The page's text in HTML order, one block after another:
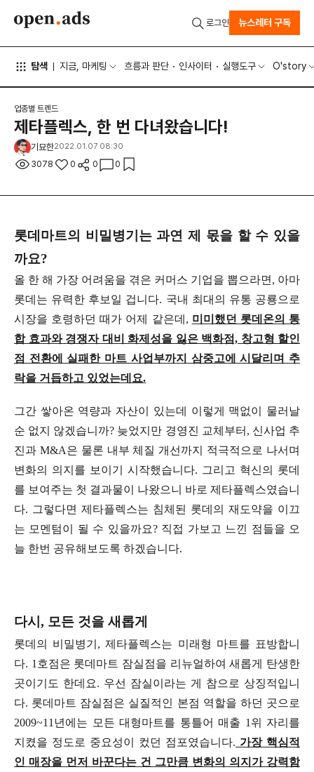
탐색 지금, 마케팅 흐름과 판단 인사이터 실행도구 O'story
로그인 뉴스레터 구독
업종별 트렌드
제타플렉스, 한 번 다녀왔습니다!
기묘한2022.01.07 08:30
3078 0 0 0
롯데마트의 비밀병기는 과연 제 몫을 할 수 있을
까요?
올 한 해 가장 어려움을 겪은 커머스 기업을 뽑으라면, 아마
롯데는 유력한 후보일 겁니다. 국내 최대의 유통 공룡으로
시장을 호령하던 때가 어제 같은데, 미미했던 롯데온의 통
합 효과와 경쟁자 대비 화제성을 잃은 백화점, 창고형 할인
점 전환에 실패한 마트 사업부까지 삼중고에 시달리며 추
락을 거듭하고 있었는데요.
그간 쌓아온 역량과 자산이 있는데 이렇게 맥없이 물러날
순 없지 않겠습니까? 늦었지만 경영진 교체부터, 신사업 추
진과 M&A은 물론 내부 체질 개선까지 적극적으로 나서며
변화의 의지를 보이기 시작했습니다. 그리고 혁신의 롯데
를 보여주는 첫 결과물이 나왔으니 바로 제타플렉스였습니
다. 그렇다면 제타플렉스는 침체된 롯데의 재도약을 이끄
는 모멘텀이 될 수 있을까요? 직접 가보고 느낀 점들을 오
늘 한번 공유해보도록 하겠습니다.
다시, 모든 것을 새롭게
롯데의 비밀병기, 제타플렉스는 미래형 마트를 표방합니
다. 1호점은 롯데마트 잠실점을 리뉴얼하여 새롭게 탄생한
곳이기도 한데요. 우선 잠실이라는 게 참으로 상징적입니
다. 롯데마트 잠실점은 실질적인 본점 역할을 하던 곳으로
2009~11년에는 모든 대형마트를 통틀어 매출 1위 자리를
지켰을 정도로 중요성이 컸던 점포였습니다. 가장 핵심적
인 매장을 먼저 바꾼다는 건 그만큼 변화의 의지가 강력함